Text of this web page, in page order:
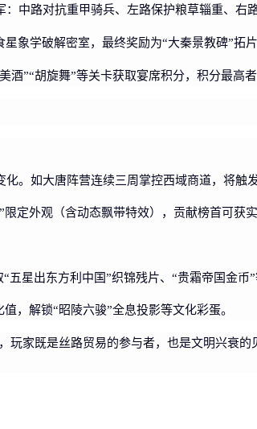
中路对抗重甲骑兵、左路保护粮草辎重、右
象学破解密室，最终奖励为“大秦景教碑”拓
酒”“胡旋舞”等关卡获取宴席积分，积分最高者
。如大唐阵营连续三周掌控西域商道，将触
定外观（含动态飘带特效），贡献榜首可获
五星出东方利中国”织锦残片、“贵霜帝国金币
，解锁“昭陵六骏”全息投影等文化彩蛋。
玩家既是丝路贸易的参与者，也是文明兴衰